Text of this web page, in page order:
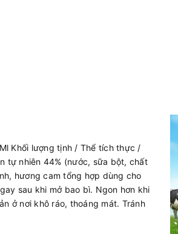
Khối lượng tịnh / Thể tích thực /
tự nhiên 44% (nước, sữa bột, chất
hương cam tổng hợp dùng cho
sau khi mở bao bì. Ngon hơn khi
ở nơi khô ráo, thoáng mát. Tránh